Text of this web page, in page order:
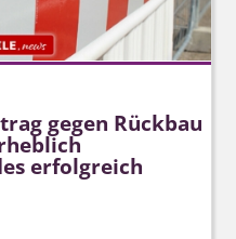
gegen Rückbau
erfolgreich